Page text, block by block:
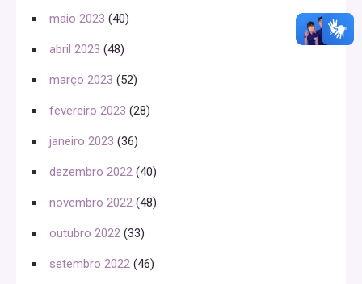
maio 2023 (40)
abril 2023 (48)
março 2023 (52)
fevereiro 2023 (28)
janeiro 2023 (36)
dezembro 2022 (40)
novembro 2022 (48)
outubro 2022 (33)
setembro 2022 (46)